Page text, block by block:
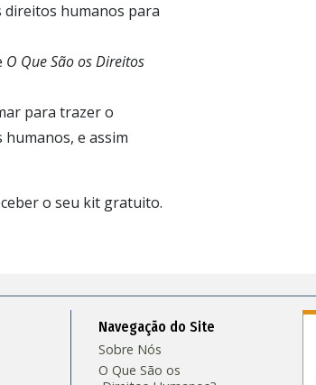
direitos humanos para
O Que São os Direitos
para trazer o
e assim
o seu kit gratuito.
Navegação do Site
Sobre Nós
O Que São os